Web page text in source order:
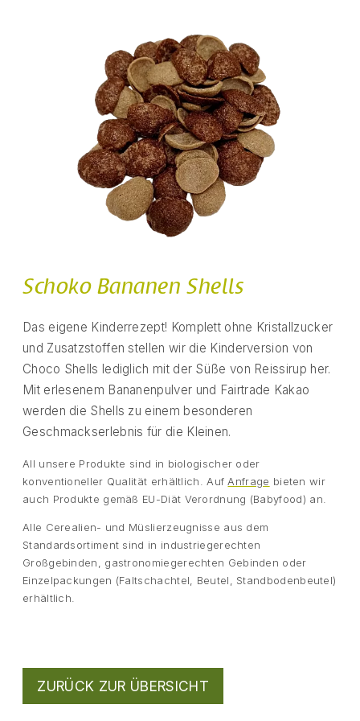
Schoko Bananen Shells
Das eigene Kinderrezept! Komplett ohne Kristallzucker
und Zusatzstoffen stellen wir die Kinderversion von
Choco Shells lediglich mit der Süße von Reissirup her.
Mit erlesenem Bananenpulver und Fairtrade Kakao
werden die Shells zu einem besonderen
Geschmackserlebnis für die Kleinen.
All unsere Produkte sind in biologischer oder
konventioneller Qualität erhältlich. Auf Anfrage bieten wir
auch Produkte gemäß EU-Diät Verordnung (Babyfood) an.
Alle Cerealien- und Müslierzeugnisse aus dem
Standardsortiment sind in industriegerechten
Großgebinden, gastronomiegerechten Gebinden oder
Einzelpackungen (Faltschachtel, Beutel, Standbodenbeutel)
erhältlich.
ZURÜCK ZUR ÜBERSICHT